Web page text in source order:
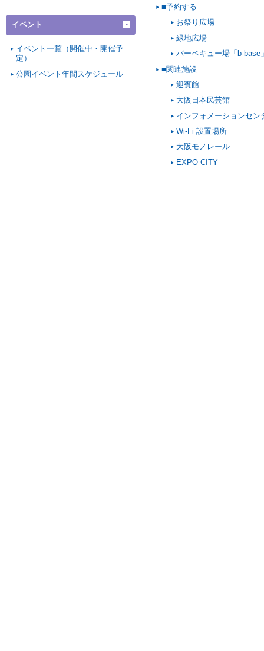
イベント
イベント一覧（開催中・開催予
定）
公園イベント年間スケジュール
■予約する
お祭り広場
緑地広場
バーベキュー場「b-base
■関連施設
迎賓館
大阪日本民芸館
インフォメーションセン
Wi-Fi 設置場所
大阪モノレール
EXPO CITY